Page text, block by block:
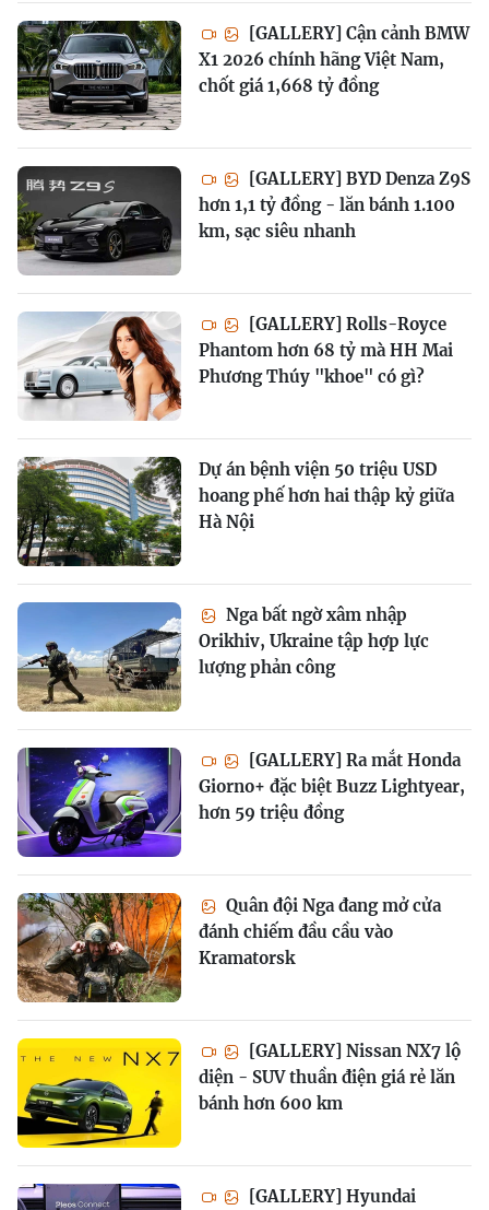
[GALLERY] Cận cảnh BMW
X1 2026 chính hãng Việt Nam,
chốt giá 1,668 tỷ đồng
[GALLERY] BYD Denza Z9S
hơn 1,1 tỷ đồng - lăn bánh 1.100
km, sạc siêu nhanh
[GALLERY] Rolls-Royce
Phantom hơn 68 tỷ mà HH Mai
Phương Thúy "khoe" có gì?
Dự án bệnh viện 50 triệu USD
hoang phế hơn hai thập kỷ giữa
Hà Nội
Nga bất ngờ xâm nhập
Orikhiv, Ukraine tập hợp lực
lượng phản công
[GALLERY] Ra mắt Honda
Giorno+ đặc biệt Buzz Lightyear,
hơn 59 triệu đồng
Quân đội Nga đang mở cửa
đánh chiếm đầu cầu vào
Kramatorsk
[GALLERY] Nissan NX7 lộ
diện - SUV thuần điện giá rẻ lăn
bánh hơn 600 km
[GALLERY] Hyundai